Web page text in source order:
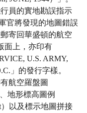
員的實地勘誤指示
官將發現的地圖錯誤
寄回華盛頓的航空
面上，亦印有
U.S. ARMY,
」的發行字樣。
航空羅盤圖
、地形標高圖例
）以及標示地圖拼接